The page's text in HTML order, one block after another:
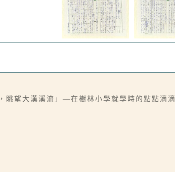
眺望大漢溪流」—在樹林小學就學時的點點滴滴